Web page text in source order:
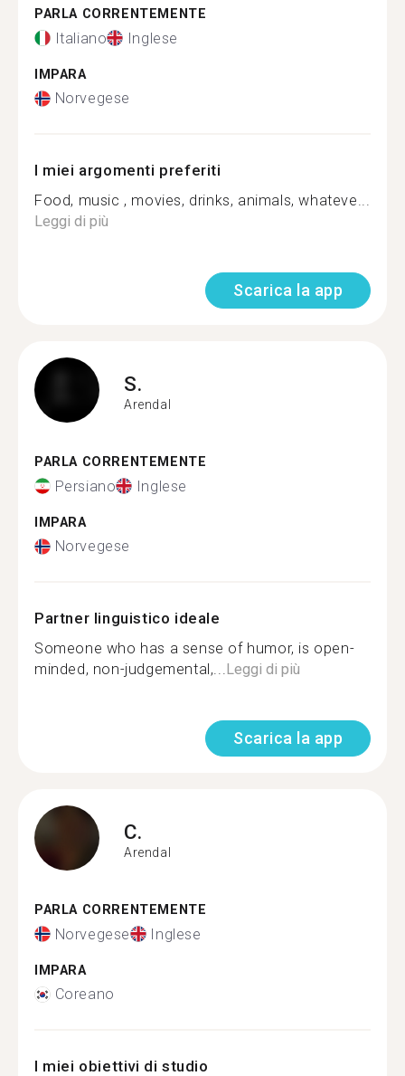
PARLA CORRENTEMENTE
Italiano Inglese
IMPARA
Norvegese
I miei argomenti preferiti
Food, music , movies, drinks, animals, whateve...
Leggi di più
Scarica la app
S.
Arendal
PARLA CORRENTEMENTE
Persiano Inglese
IMPARA
Norvegese
Partner linguistico ideale
Someone who has a sense of humor, is open-
minded, non-judgemental,...Leggi di più
Scarica la app
C.
Arendal
PARLA CORRENTEMENTE
Norvegese Inglese
IMPARA
Coreano
I miei obiettivi di studio